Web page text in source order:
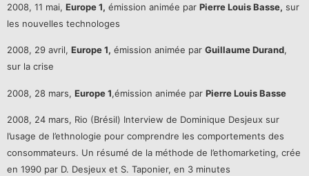
2008, 11 mai, Europe 1, émission animée par Pierre Louis Basse, sur
les nouvelles technologes
2008, 29 avril, Europe 1, émission animée par Guillaume Durand,
sur la crise
2008, 28 mars, Europe 1,émission animée par Pierre Louis Basse
2008, 24 mars, Rio (Brésil) Interview de Dominique Desjeux sur
l’usage de l’ethnologie pour comprendre les comportements des
consommateurs. Un résumé de la méthode de l’ethomarketing, crée
en 1990 par D. Desjeux et S. Taponier, en 3 minutes